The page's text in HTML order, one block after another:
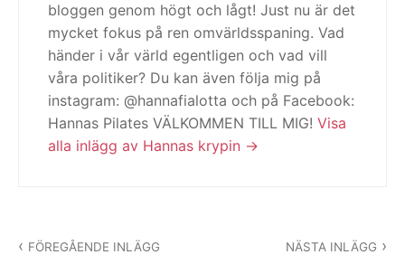
bloggen genom högt och lågt! Just nu är det
mycket fokus på ren omvärldsspaning. Vad
händer i vår värld egentligen och vad vill
våra politiker? Du kan även följa mig på
instagram: @hannafialotta och på Facebook:
Hannas Pilates VÄLKOMMEN TILL MIG! Visa
alla inlägg av Hannas krypin
FÖREGÅENDE INLÄGG NÄSTA INLÄGG